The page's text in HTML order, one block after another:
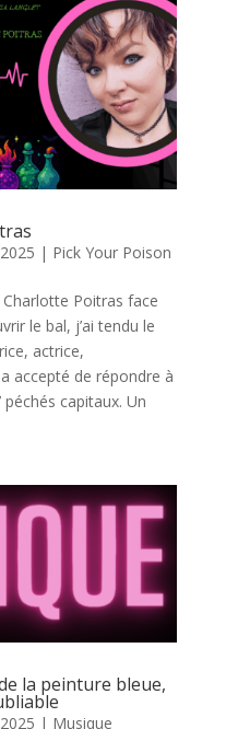
| Pick Your Poison
Poitras face
le bal, j’ai tendu le
actrice,
accepté de répondre à
capitaux. Un
la peinture bleue,
| Musique